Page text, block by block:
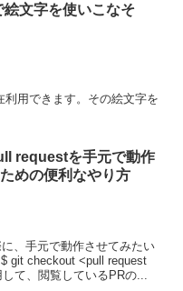
文字を使いこなそ
用できます。その絵文字を
requestを手元で動作
めの便利なやり方
、手元で動作させてみたい
git checkout <pull request
て、閲覧しているPRの...